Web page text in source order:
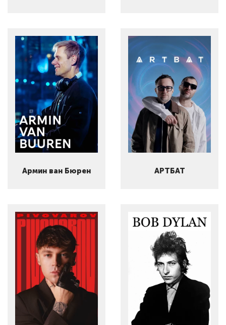
Армин ван Бюрен АРТБАТ